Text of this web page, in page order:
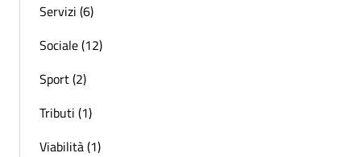
Servizi (6)
Sociale (12)
Sport (2)
Tributi (1)
Viabilità (1)